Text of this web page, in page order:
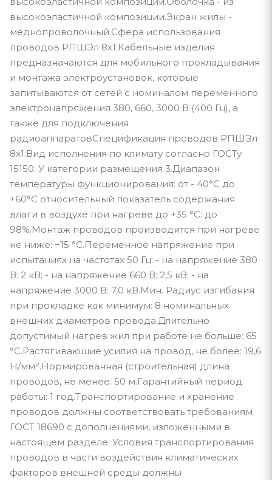
высокоэластичной композиции.Экран жилы -
меднопроволочный.Сфера использования
проводов РПШЭл 8х1:Кабельные изделия
предназначаются для мобильного прокладывания
и монтажа электроустановок, которые
запитываются от сетей с номиналом переменного
электронапряжения 380, 660, 3000 В (400 Гц), а
также для подключения
радиоаппаратовСпецификация проводов РПШЭл
8х1:Вид исполнения по климату согласно ГОСТу
15150: У категории размещения 3.Диапазон
температуры функционирования: от - 40°С до
+60°С относительный показатель содержания
влаги в воздухе при нагреве до +35 °С: до
98%.Монтаж проводов производится при нагреве
не ниже: −15 °С.Переменное напряжение при
испытаниях на частотах 50 Гц: - на напряжение 380
В: 2 кВ; - на напряжение 660 В: 2,5 кВ; - на
напряжение 3000 В: 7,0 кВ.Мин. Радиус изгибания
при прокладке как минимум: 8 номинальных
внешних диаметров провода.Длительно
допустимый нагрев жил при работе не больше: 65
°С.Растягивающие усилия на провод, не более: 19,6
Н/мм².Нормированная (строительная) длина
проводов, не менее: 50 м.Гарантийный период
работы: 1 год.Транспортирование и хранение
проводов должны соответствовать требованиям
ГОСТ 18690 с дополнениями, изложенными в
настоящем разделе. Условия транспортирования
проводов в части воздействия климатических
факторов внешней среды должны